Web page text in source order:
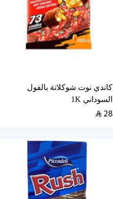
كاندي نوت شوكلاتة بالفول
السوداني 1K
28